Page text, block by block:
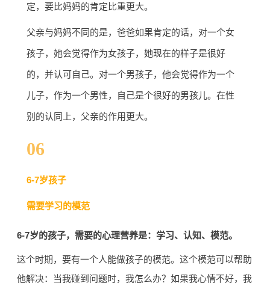
定，要比妈妈的肯定比重更大。
父亲与妈妈不同的是，爸爸如果肯定的话，对一个女
孩子，她会觉得作为女孩子，她现在的样子是很好
的，并认可自己。对一个男孩子，他会觉得作为一个
儿子，作为一个男性，自己是个很好的男孩儿。在性
别的认同上，父亲的作用更大。
06
6-7岁孩子
需要学习的模范
6-7岁的孩子，需要的心理营养是：学习、认知、模范。
这个时期，要有一个人能做孩子的模范。这个模范可以帮助
他解决：当我碰到问题时，我怎么办？如果我心情不好，我